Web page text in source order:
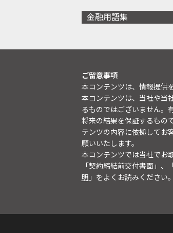
金融用語集
ご留意事項
本コンテンツは、情報提供
本コンテンツは、当社や当
るものではございません。
将来の結果を保証するもの
テンツの内容に依拠してお
願いいたします。
本コンテンツでは当社でお
「契約締結前交付書面」
明 」をよくお読みください。